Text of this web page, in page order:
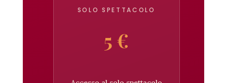
SOLO SPETTACOLO
5 €